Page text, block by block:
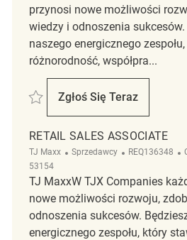
przynosi nowe możliwości
wiedzy i odnoszenia
naszego energicznego
różnorodność, współpra...
Zapisać retail sales associate
Zgłoś Się Teraz
Retail Sales
RETAIL SALES ASSOCIATE
TJ Maxx Kategoria
Sprzedawcy ReqId
REQ136348
53154
TJ MaxxW TJX Companies
nowe możliwości rozwoju,
odnoszenia sukcesów.
energicznego zespołu, który